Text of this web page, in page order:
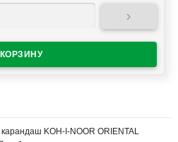

KOH-I-NOOR ORIENTAL